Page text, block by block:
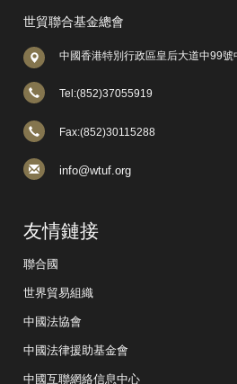
世貿聯合基金總會
中國香港特別行政區皇后大道中99號
Tel:(852)37055919
Fax:(852)30115288
info@wtuf.org
友情鏈接
聯合國
世界貿易組織
中國法協會
中國法律援助基金會
中國互聯網絡信息中心